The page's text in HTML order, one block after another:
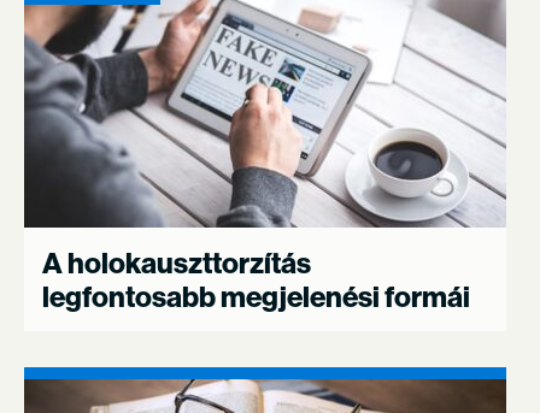
A holokauszttorzítás
legfontosabb megjelenési formái